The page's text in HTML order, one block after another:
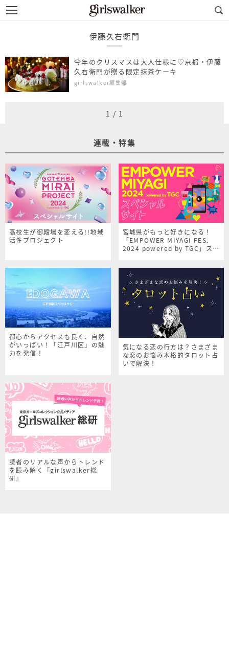
伊藤久右衛門
今年のクリスマスは大人仕様に♡京都・伊藤
久右衛門が贈る限定抹茶ケーキ
girlswalker編集部
1 / 1
連載・特集
高校生が御殿場を変える!!地域
活性プロジェクト
宮城県がもっと好きになる！
「EMPOWER MIYAGI FES.
2024 powered by TGC」スペ
都心からアクセスも良く、自然
がいっぱい！「江戸川区」の魅
力を発信！
気になる恋の行方は？さまざま
な恋のお悩み本格的タロット占
いで解決！
読者のリアルな声からトレンド
を読み解く『girlswalker総
研』